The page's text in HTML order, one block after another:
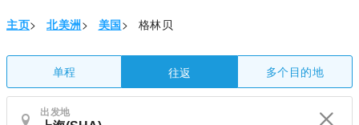
主页> 北美洲> 美国> 格林贝
单程 往返 多个目的地
出发地